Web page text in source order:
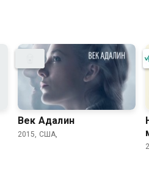
Век Адалин
2015, США,